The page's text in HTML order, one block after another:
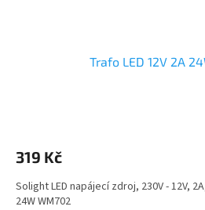
Trafo LED 12V 2A
319 Kč
Solight LED napájecí zdroj, 230V - 12V,
24W WM702